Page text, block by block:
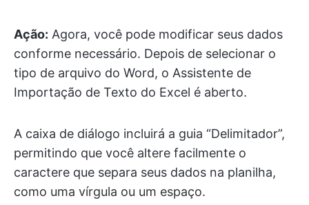
Ação: Agora, você pode modificar seus dados
conforme necessário. Depois de selecionar o
tipo de arquivo do Word, o Assistente de
Importação de Texto do Excel é aberto.
A caixa de diálogo incluirá a guia “Delimitador”,
permitindo que você altere facilmente o
caractere que separa seus dados na planilha,
como uma vírgula ou um espaço.